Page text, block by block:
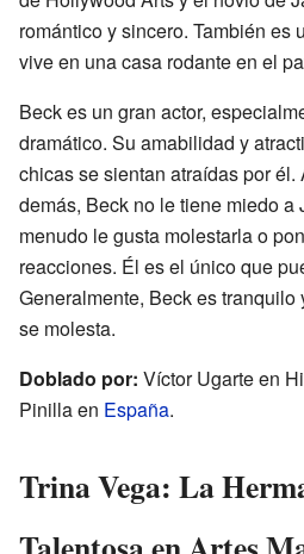
romántico y sincero. También es
vive en una casa rodante en el
Beck es un gran actor,
dramático. Su amabilidad y
chicas se sientan atraídas por
demás, Beck no le tiene miedo
menudo le gusta molestarla o
reacciones. Él es el único que
Generalmente, Beck es
se molesta.
Doblado por: Víctor Ugarte en
Pinilla en España.
Trina Vega: La